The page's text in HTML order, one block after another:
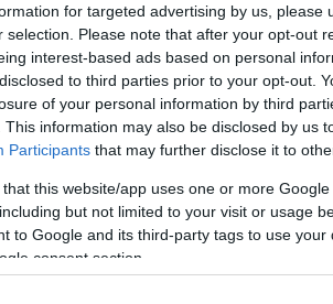
for targeted advertising by us, please
selection. Please note that after your opt-out
interest-based ads based on personal
to third parties prior to your opt-out.
of your personal information by third
This information may also be disclosed by us
Participants that may further disclose it to
that this website/app uses one or more
but not limited to your visit or usage
to Google and its third-party tags to use
consent section.
video